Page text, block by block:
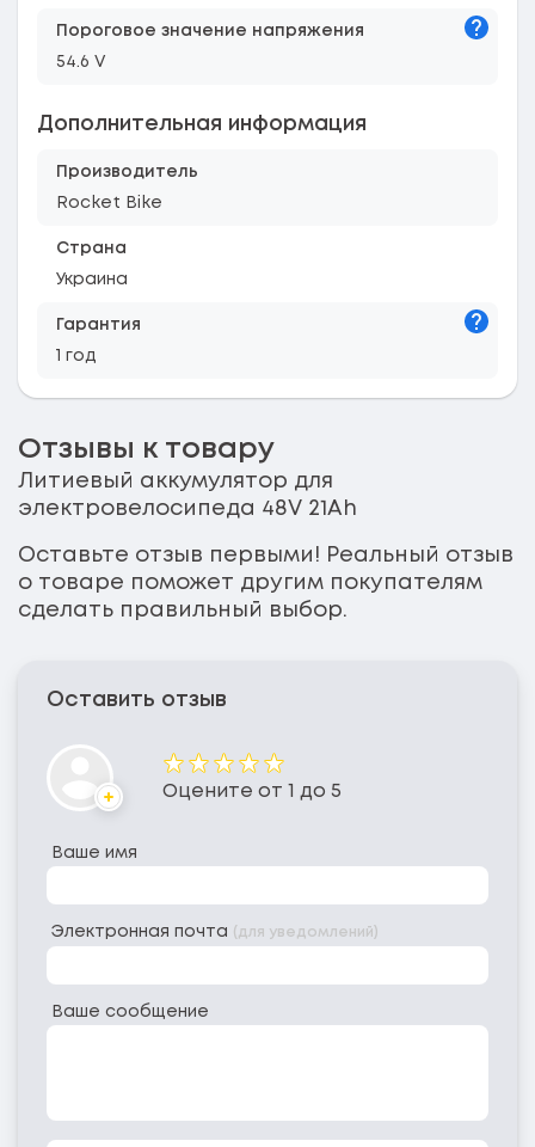
Пороговое значение напряжения
54.6 V
Дополнительная информация
Производитель
Rocket Bike
Страна
Украина
Гарантия
1 год
Отзывы к товару
Литиевый аккумулятор для
электровелосипеда 48V 21Ah
Оставьте отзыв первыми! Реальный отзыв
о товаре поможет другим покупателям
сделать правильный выбор.
Оставить отзыв
Аватар
Оценка
Оцените от 1 до 5
Ваше имя
Электронная почта (для уведомлений)
Ваше сообщение